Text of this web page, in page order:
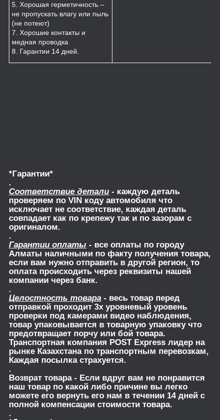
5. Хорошая герметичность –
не пропускать влагу или пыль
(не потеют)
7. Хорошие контакты и
медная проводка
8. Гарантии 14 дней.
*Гарантии*
.
Соответствие детали - каждую деталь
проверяем по VIN коду автомобиля что
исключает не соответствие, каждая деталь
совпадает как по крепежу так и по зазорам с
оригиналом.
.
Гарантии оплаты - все оплаты по городу
Алматы наличными по факту получения товара,
если вам нужно отправить в другой регион, то
оплата происходить через реквизиты нашей
компании через банк.
.
Целостность товара - весь товар перед
отправкой проходит 3х уровневый уровень
проверки под камерами видео наблюдения,
товар упаковывается в товарную упаковку что
предотвращает порчу или бой товара.
Транспортная компания POST Express лидер на
рынке Казахстана по транспортным перевозкам,
Каждая посылка страхуется.
.
Возврат товара- Если вдруг вам не понравится
наш товар по какой либо причине вы легко
можете его вернуть его нам в течении 14 дней с
полной компенсации стоимости товара.
.